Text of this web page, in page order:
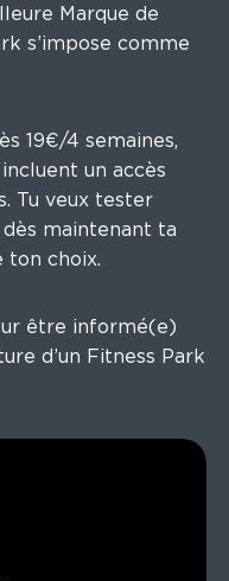
Marque de
s’impose comme
19€/4 semaines,
un accès
Tu veux tester
dès maintenant ta
ton choix.
être informé(e)
d’un Fitness Park